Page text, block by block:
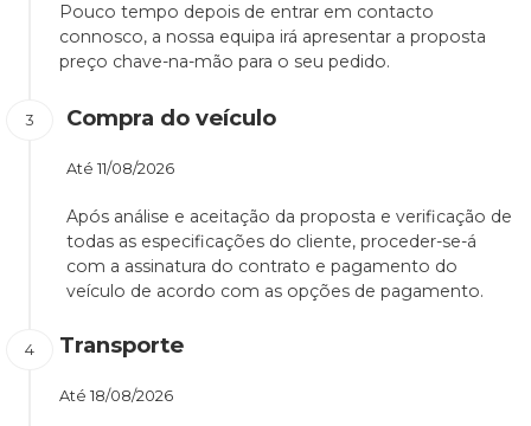
Pouco tempo depois de entrar em contacto
connosco, a nossa equipa irá apresentar a proposta
preço chave-na-mão para o seu pedido.
Compra do veículo
Até 11/08/2026
Após análise e aceitação da proposta e verificação de
todas as especificações do cliente, proceder-se-á
com a assinatura do contrato e pagamento do
veículo de acordo com as opções de pagamento.
Transporte
Até 18/08/2026